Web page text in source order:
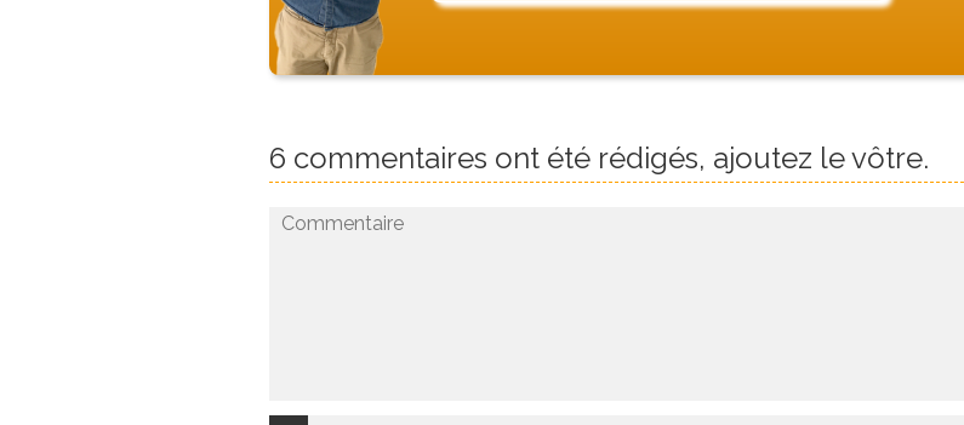
6 commentaires ont été rédigés, ajoutez le vôtre.